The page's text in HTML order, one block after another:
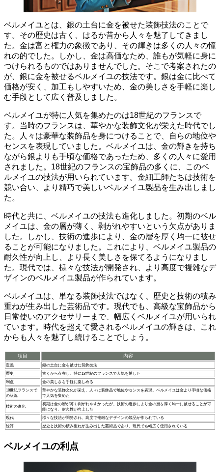
ベルメイユとは、銀の土台に金を被せた装飾技法のことで
す。その歴史は古く、はるか昔から人々を魅了してきまし
た。 金は富と権力の象徴であり、その輝きは多くの人々の憧
れの的でした。しかし、金は高価なため、誰もが気軽に身に
つけられるものではありませんでした。そこで考案されたの
が、銀に金を被せるベルメイユの技法です。銀は金に比べて
価格が安く、加工もしやすいため、金の美しさを手軽に楽し
む手段として広く普及しました。
ベルメイユが特に人気を集めたのは18世紀のフランスで
す。当時のフランスは、華やかな装飾文化が栄えた時代でし
た。人々は豪華な装飾品を身につけることで、自らの地位や
センスを表現していました。ベルメイユは、金の輝きを持ち
ながら銀よりも手頃な価格であったため、多くの人々に愛用
されました。 18世紀のフランスの宝飾品の多くに、このベ
ルメイユの技法が用いられています。金細工師たちは技術を
競い合い、より精巧で美しいベルメイユ製品を生み出しまし
た。
時代と共に、ベルメイユの技法も進化しました。初期のベル
メイユは、金の層が薄く、剥がれやすいという欠点がありま
した。しかし、技術の進歩により、 金の層を厚く均一に被せ
る ことが可能になりました。これにより、ベルメイユ製品の
耐久性が向上し、より長く美しさを保てるようになりまし
た。現代では、様々な技法が開発され、より高度で複雑なデ
ザインのベルメイユ製品が作られています。
ベルメイユは、単なる装飾技法ではなく、 歴史と技術の積み
重ねが生み出した芸術品です。現代でも、高級な宝飾品から
日常使いのアクセサリーまで、幅広くベルメイユが用いられ
ています。時代を超えて愛されるベルメイユの輝きは、これ
からも人々を魅了し続けることでしょう。
項目 内容
定義
銀の土台に金を被せた装飾技法
歴史
古くから存在し、特に18世紀のフランスで人気を博した
利点
金の美しさを手軽に楽しめる
18世紀フランスで
の状況
華やかな装飾文化が栄え、人々は装飾品で地位やセンスを表現。ベルメイユは金より手頃な価格
で人気を集めた
技術の進化
初期は金の層が薄く剥がれやすかったが、技術の進歩により金の層を厚く均一に被せることが可
能になり、耐久性が向上した
現代
様々な技法が開発され、高度で複雑なデザインの製品が作られている
総評
歴史と技術の積み重ねが生み出した芸術品であり、現代でも幅広く使用されている
ベルメイユの利点